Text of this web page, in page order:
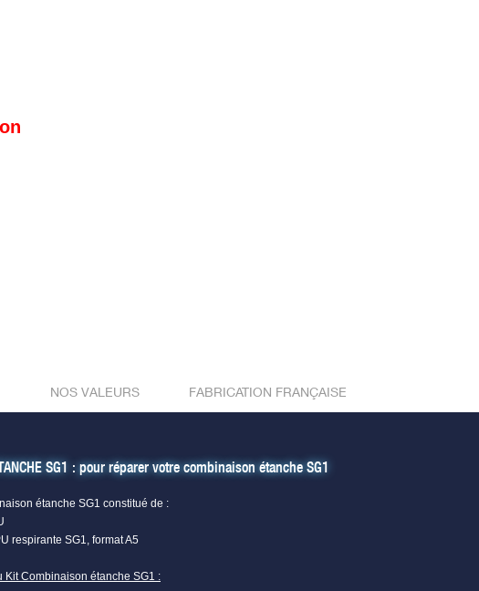
NOS VALEURS FABRICATION FRANÇAISE
SG1 : pour réparer votre combinaison étanche SG1
étanche SG1 constitué de :
respirante SG1, format A5
Kit Combinaison étanche SG1 :